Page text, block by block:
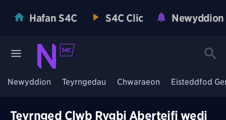
Hafan S4C S4C Clic Newyddion
Newyddion Teyrngedau Chwaraeon Eisteddfod
Teyrnged Clwb Rygbi Aberteifi wedi